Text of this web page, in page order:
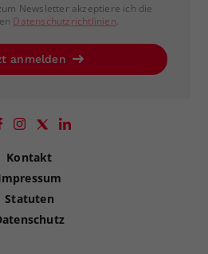
Newsletter akzeptiere ich die
Datenschutzrichtlinien.
anmelden
Kontakt
Statuten